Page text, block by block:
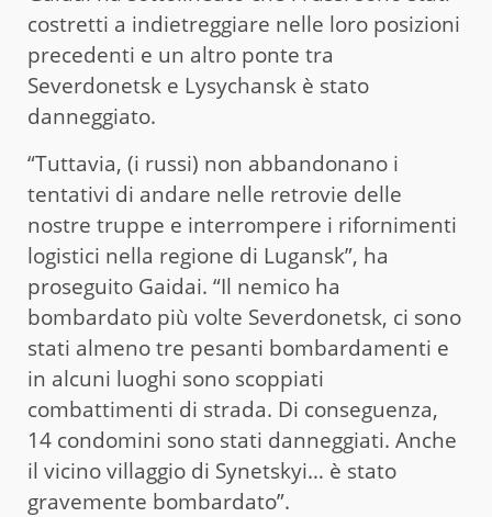
costretti a indietreggiare nelle loro posizioni
precedenti e un altro ponte tra
Severdonetsk e Lysychansk è stato
danneggiato.
“Tuttavia, (i russi) non abbandonano i
tentativi di andare nelle retrovie delle
nostre truppe e interrompere i rifornimenti
logistici nella regione di Lugansk”, ha
proseguito Gaidai. “Il nemico ha
bombardato più volte Severdonetsk, ci sono
stati almeno tre pesanti bombardamenti e
in alcuni luoghi sono scoppiati
combattimenti di strada. Di conseguenza,
14 condomini sono stati danneggiati. Anche
il vicino villaggio di Synetskyi… è stato
gravemente bombardato”.